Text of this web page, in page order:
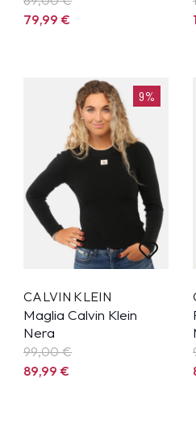
79,99€
9%
CALVIN KLEIN
Maglia Calvin Klein
Nera
99,00 €
89,99€